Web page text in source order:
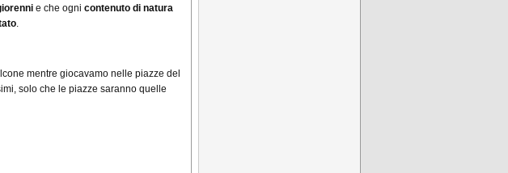
e che ogni contenuto di natura
.
mentre giocavamo nelle piazze del
solo che le piazze saranno quelle